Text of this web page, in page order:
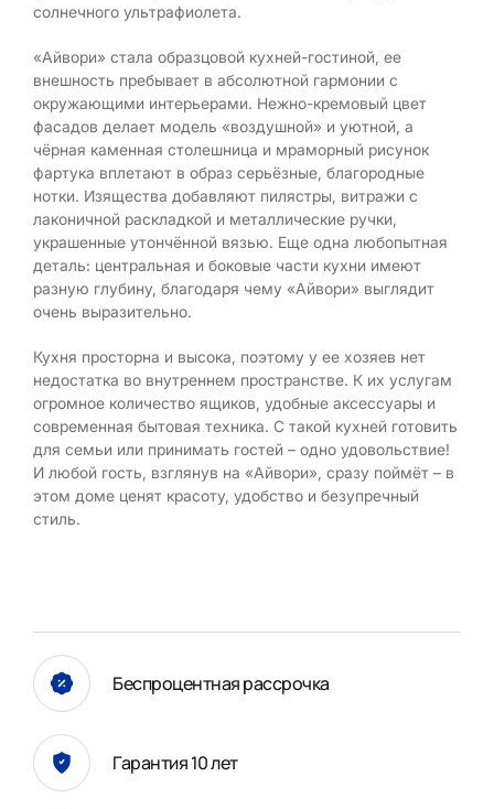
солнечного ультрафиолета.
«Айвори» стала образцовой кухней-гостиной, ее
внешность пребывает в абсолютной гармонии с
окружающими интерьерами. Нежно-кремовый цвет
фасадов делает модель «воздушной» и уютной, а
чёрная каменная столешница и мраморный рисунок
фартука вплетают в образ серьёзные, благородные
нотки. Изящества добавляют пилястры, витражи с
лаконичной раскладкой и металлические ручки,
украшенные утончённой вязью. Еще одна любопытная
деталь: центральная и боковые части кухни имеют
разную глубину, благодаря чему «Айвори» выглядит
очень выразительно.
Кухня просторна и высока, поэтому у ее хозяев нет
недостатка во внутреннем пространстве. К их услугам
огромное количество ящиков, удобные аксессуары и
современная бытовая техника. С такой кухней готовить
для семьи или принимать гостей – одно удовольствие!
И любой гость, взглянув на «Айвори», сразу поймёт – в
этом доме ценят красоту, удобство и безупречный
стиль.
Беспроцентная рассрочка
Гарантия 10 лет